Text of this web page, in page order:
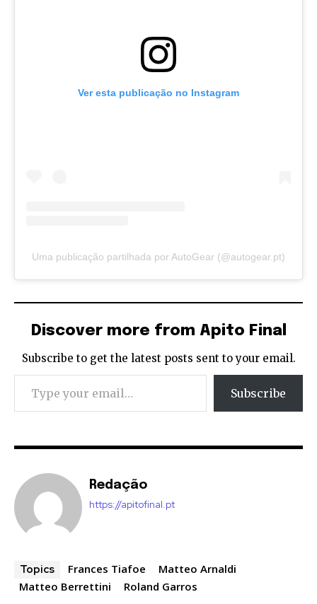
Ver esta publicação no Instagram
Uma publicação partilhada por AutoGear (@autogear.pt)
Discover more from Apito Final
Subscribe to get the latest posts sent to your email.
Type your email…
Subscribe
Redação
https://apitofinal.pt
Topics Frances Tiafoe
Matteo Arnaldi
Matteo Berrettini
Roland Garros